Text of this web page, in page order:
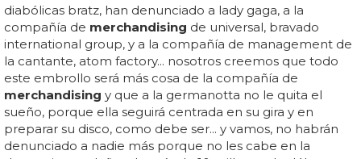
diabólicas bratz, han denunciado a lady gaga, a la
compañía de merchandising de universal, bravado
international group, y a la compañía de management de
la cantante, atom factory... nosotros creemos que todo
este embrollo será más cosa de la compañía de
merchandising y que a la germanotta no le quita el
sueño, porque ella seguirá centrada en su gira y en
preparar su disco, como debe ser... y vamos, no habrán
denunciado a nadie más porque no les cabe en la